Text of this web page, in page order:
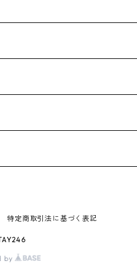
特定商取引法に基づく表記
by